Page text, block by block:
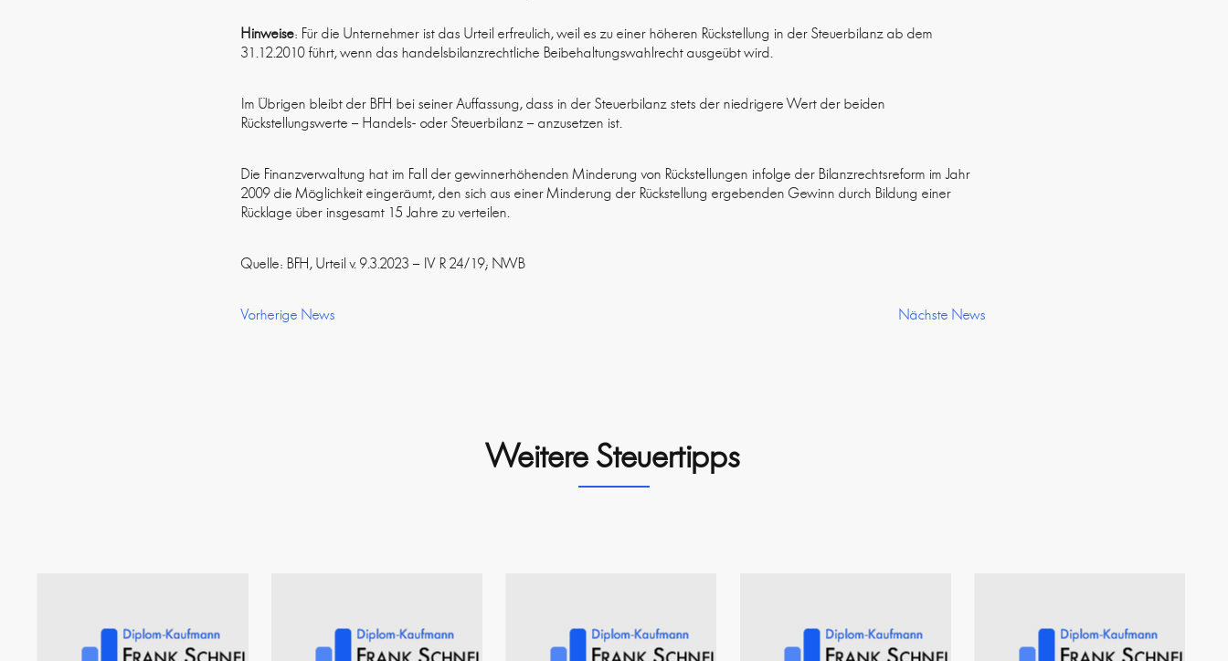
Hinweise: Für die Unternehmer ist das Urteil erfreulich, weil es zu einer höheren Rückstellung in der Steuerbilanz ab dem
31.12.2010 führt, wenn das handelsbilanzrechtliche Beibehaltungswahlrecht ausgeübt wird.
Im Übrigen bleibt der BFH bei seiner Auffassung, dass in der Steuerbilanz stets der niedrigere Wert der beiden
Rückstellungswerte – Handels- oder Steuerbilanz – anzusetzen ist.
Die Finanzverwaltung hat im Fall der gewinnerhöhenden Minderung von Rückstellungen infolge der Bilanzrechtsreform im Jahr
2009 die Möglichkeit eingeräumt, den sich aus einer Minderung der Rückstellung ergebenden Gewinn durch Bildung einer
Rücklage über insgesamt 15 Jahre zu verteilen.
Quelle: BFH, Urteil v. 9.3.2023 – IV R 24/19; NWB
Vorherige News Nächste News
Weitere Steuertipps